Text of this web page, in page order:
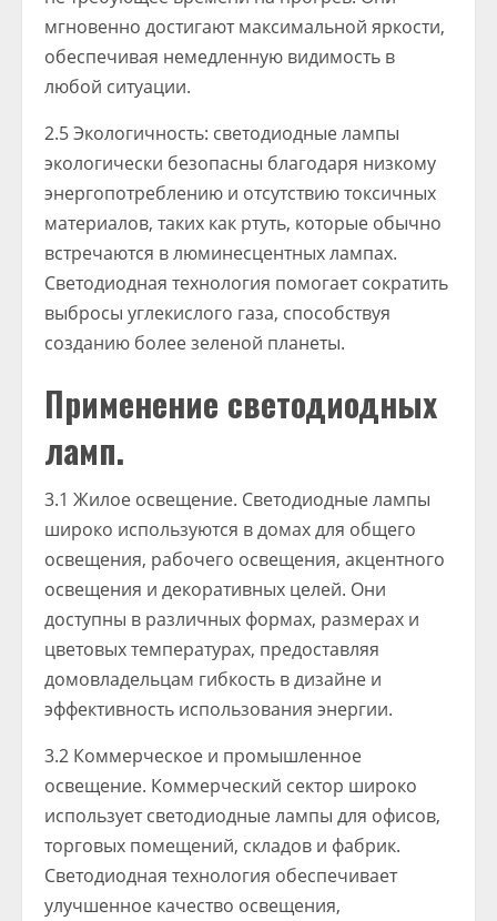
мгновенно достигают максимальной яркости,
обеспечивая немедленную видимость в
любой ситуации.
2.5 Экологичность: светодиодные лампы
экологически безопасны благодаря низкому
энергопотреблению и отсутствию токсичных
материалов, таких как ртуть, которые обычно
встречаются в люминесцентных лампах.
Светодиодная технология помогает сократить
выбросы углекислого газа, способствуя
созданию более зеленой планеты.
Применение светодиодных
ламп.
3.1 Жилое освещение. Светодиодные лампы
широко используются в домах для общего
освещения, рабочего освещения, акцентного
освещения и декоративных целей. Они
доступны в различных формах, размерах и
цветовых температурах, предоставляя
домовладельцам гибкость в дизайне и
эффективность использования энергии.
3.2 Коммерческое и промышленное
освещение. Коммерческий сектор широко
использует светодиодные лампы для офисов,
торговых помещений, складов и фабрик.
Светодиодная технология обеспечивает
улучшенное качество освещения,